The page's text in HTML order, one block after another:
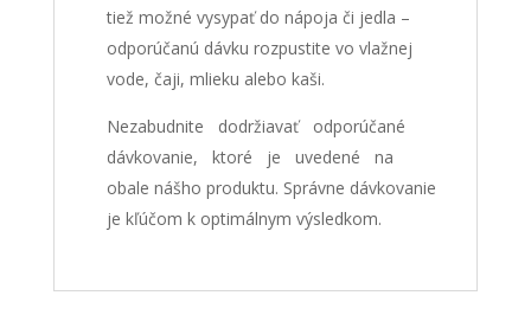
tiež možné vysypať do nápoja či jedla –
odporúčanú dávku rozpustite vo vlažnej
vode, čaji, mlieku alebo kaši.
Nezabudnite dodržiavať odporúčané
dávkovanie, ktoré je uvedené na
obale nášho produktu. Správne dávkovanie
je kľúčom k optimálnym výsledkom.